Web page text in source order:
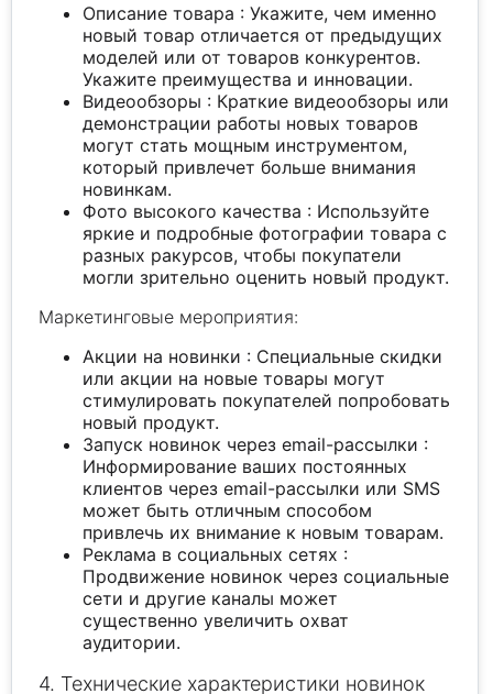
Описание товара : Укажите, чем именно
новый товар отличается от предыдущих
моделей или от товаров конкурентов.
Укажите преимущества и инновации.
Видеообзоры : Краткие видеообзоры или
демонстрации работы новых товаров
могут стать мощным инструментом,
который привлечет больше внимания
новинкам.
Фото высокого качества : Используйте
яркие и подробные фотографии товара с
разных ракурсов, чтобы покупатели
могли зрительно оценить новый продукт.
Маркетинговые мероприятия:
Акции на новинки : Специальные скидки
или акции на новые товары могут
стимулировать покупателей попробовать
новый продукт.
Запуск новинок через email-рассылки :
Информирование ваших постоянных
клиентов через email-рассылки или SMS
может быть отличным способом
привлечь их внимание к новым товарам.
Реклама в социальных сетях :
Продвижение новинок через социальные
сети и другие каналы может
существенно увеличить охват
аудитории.
4. Технические характеристики новинок